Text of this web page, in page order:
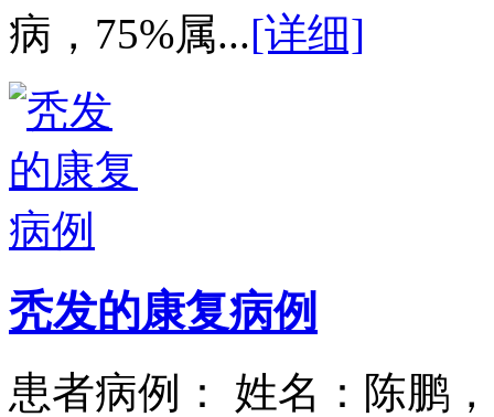
病，75%属...[详细]
秃发的康复病例
患者病例： 姓名：陈鹏